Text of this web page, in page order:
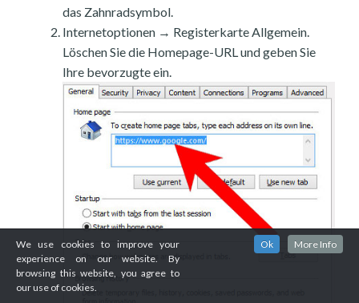
das Zahnradsymbol.
Internetoptionen → Registerkarte Allgemein.
Löschen Sie die Homepage-URL und geben Sie
Ihre bevorzugte ein.
We use cookies to improve your
experience on our website. By
browsing this website, you agree to
our use of cookies.
Ok More Info